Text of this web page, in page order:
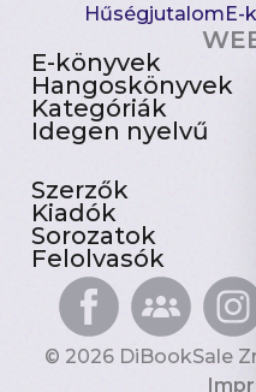
HűségjutalomE-
E-könyvek
Hangoskönyvek
Kategóriák
Idegen nyelvű
Szerzők
Kiadók
Sorozatok
Felolvasók
© 2026 DiBookSale